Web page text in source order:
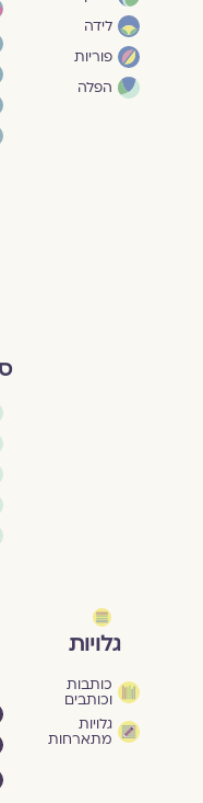
לידה
פוריות
הפלה
גלויות
כותבות
וכותבים
גלויות
מתארחות